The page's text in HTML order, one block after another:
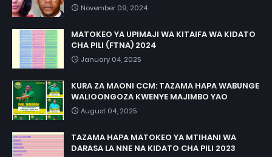
November 09, 2024
MATOKEO YA UPIMAJI WA KITAIFA WA KIDATO
CHA PILI (FTNA) 2024
January 04, 2025
KURA ZA MAONI CCM: TAZAMA HAPA WABUNGE
WALIOONGOZA KWENYE MAJIMBO YAO
August 04, 2025
TAZAMA HAPA MATOKEO YA MTIHANI WA
DARASA LA NNE NA KIDATO CHA PILI 2023